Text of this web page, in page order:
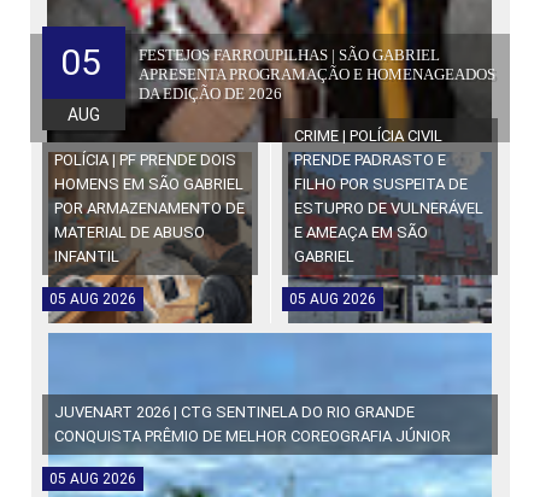
FESTEJOS FARROUPILHAS | SÃO GABRIEL
APRESENTA PROGRAMAÇÃO E HOMENAGEADOS
DA EDIÇÃO DE 2026
05
AUG
POLÍCIA | PF PRENDE DOIS
HOMENS EM SÃO GABRIEL
POR ARMAZENAMENTO DE
MATERIAL DE ABUSO
INFANTIL
05 AUG 2026
CRIME | POLÍCIA CIVIL
PRENDE PADRASTO E
FILHO POR SUSPEITA DE
ESTUPRO DE VULNERÁVEL
E AMEAÇA EM SÃO
GABRIEL
05 AUG 2026
JUVENART 2026 | CTG SENTINELA DO RIO GRANDE
CONQUISTA PRÊMIO DE MELHOR COREOGRAFIA JÚNIOR
05 AUG 2026